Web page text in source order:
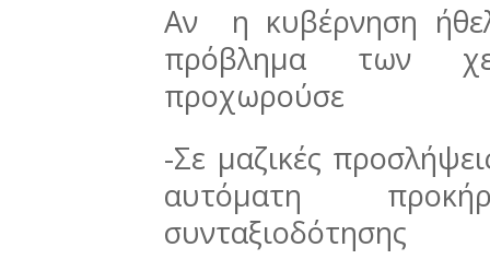
Αν η κυβέρνηση
πρόβλημα των
προχωρούσε
-Σε μαζικές
αυτόματη
συνταξιοδότησης